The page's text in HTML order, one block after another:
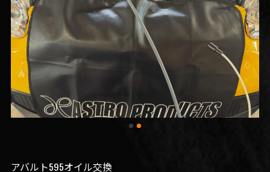
アバルト595オイル交換